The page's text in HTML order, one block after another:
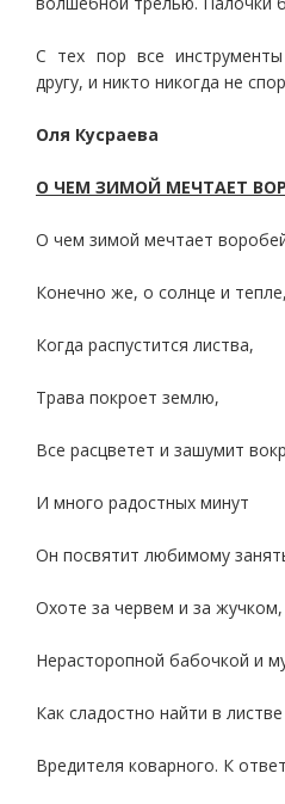
С тех пор все
другу, и никто никогда не
Оля Кусраева
О ЧЕМ ЗИМОЙ МЕЧТАЕТ
О чем зимой мечтает
Конечно же, о солнце и тепле,
Когда распустится листва,
Трава покроет землю,
Все расцветет и зашумит
И много радостных минут
Он посвятит любимому
Охоте за червем и за жучком,
Нерасторопной бабочкой и
Как сладостно найти в
Вредителя коварного. К